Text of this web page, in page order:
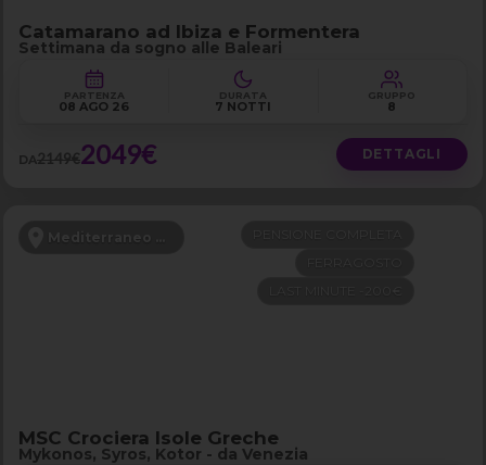
Catamarano ad Ibiza e Formentera
Settimana da sogno alle Baleari
PARTENZA
08 AGO 26
DURATA
7 NOTTI
GRUPPO
8
DA2149€2049€ DETTAGLI
Mediterraneo Orientale
MSC Crociera Isole Greche
Mykonos, Syros, Kotor - da Venezia